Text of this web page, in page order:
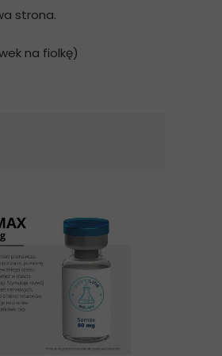
strona.
na fiolkę)